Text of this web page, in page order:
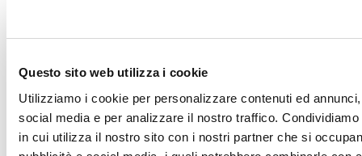
Questo sito web utilizza i cookie
Utilizziamo i cookie per personalizzare contenuti ed
social media e per analizzare il nostro traffico.
in cui utilizza il nostro sito con i nostri partner che si
stessoe, salvo casi gravissimi, con la comunità dei liberi.
Questa è la strada migliore, che la Costituzione e le leggi
ci indicano con forza, per abbattere la recidiva e costruire
sicurezza sociale.